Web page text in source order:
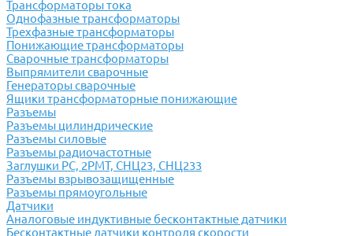
Трансформаторы тока
Однофазные трансформаторы
Трехфазные трансформаторы
Понижающие трансформаторы
Сварочные трансформаторы
Выпрямители сварочные
Генераторы сварочные
Ящики трансформаторные понижающие
Разъемы
Разъемы цилиндрические
Разъемы силовые
Разъемы радиочастотные
Заглушки РС, 2РМТ, СНЦ23, СНЦ233
Разъемы взрывозащищенные
Разъемы прямоугольные
Датчики
Аналоговые индуктивные бесконтактные датчики
Бесконтактные датчики контроля скорости